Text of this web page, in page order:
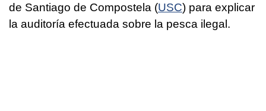
de Santiago de Compostela (USC) para explicar
la auditoría efectuada sobre la pesca ilegal.